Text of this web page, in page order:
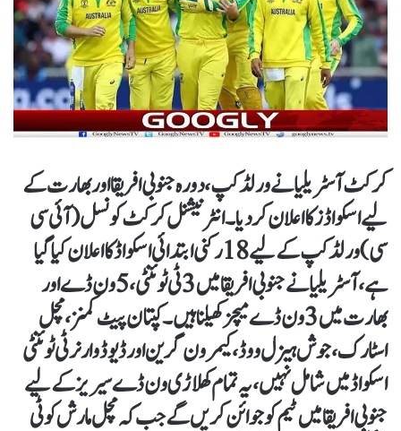
کرکٹ آسٹریلیا نے ورلڈکپ، دورہ جنوبی افریقا اور بھارت کے
لیے اسکواڈز کا اعلان کردیا۔انٹرنیشنل کرکٹ کونسل (آئی سی
سی) ورلڈکپ کے لیے 18 رکنی ابتدائی اسکواڈکا اعلان کیا گیا
ہے، آسٹریلیا نے جنوبی افریقا میں 3 ٹی ٹوئنٹی، 5 ون ڈے اور
بھارت میں 3 ون ڈے میچز کھیلنا ہیں۔کپتان پیٹ کمنز، مچل
اسٹارک، جوش ہیزل ووڈ،کیمرون گرین اور ڈیوڈ وارنر ٹی ٹوئنٹی
اسکواڈ میں شامل نہیں، یہ تمام کھلاڑی ون ڈے سیریز کے لیے
جنوبی افریقا میں ٹیم کو جوائن کریں گے جب کہ مچل مارش کو ٹی